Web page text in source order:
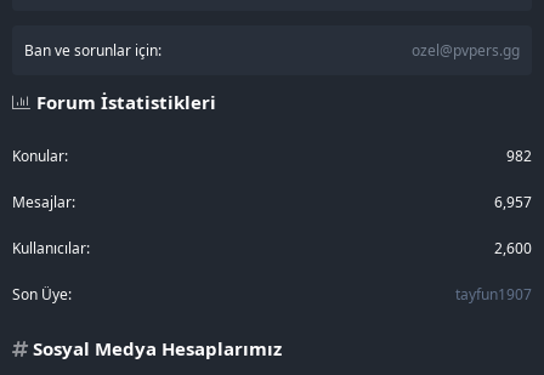
Ban ve sorunlar için: ozel@pvpers.gg
Forum İstatistikleri
Konular 982
Mesajlar 6,957
Kullanıcılar 2,600
Son Üye tayfun1907
Sosyal Medya Hesaplarımız